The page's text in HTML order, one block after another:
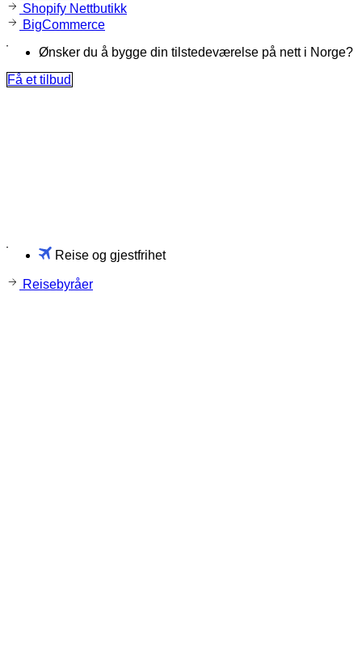
Shopify Nettbutikk
BigCommerce
Ønsker du å bygge din tilstedeværelse på nett i Norge?
Få et tilbud
Reise og gjestfrihet
Reisebyråer